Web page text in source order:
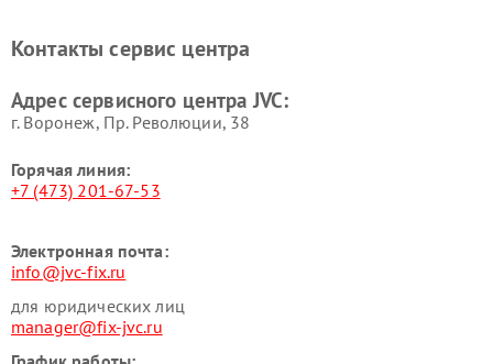
Контакты сервис центра
Адрес сервисного центра JVC:
г. Воронеж, Пр. Революции, 38
Горячая линия:
+7 (473) 201-67-53
Электронная почта:
info@jvc-fix.ru
для юридических лиц
manager@fix-jvc.ru